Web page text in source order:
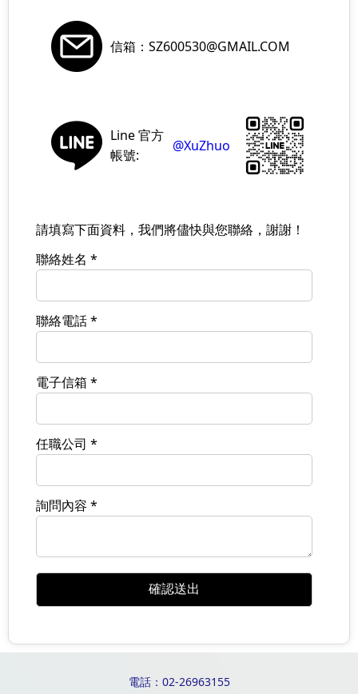
信箱：SZ600530@GMAIL.COM
Line 官方
帳號:
@XuZhuo
請填寫下面資料，我們將儘快與您聯絡，謝謝！
聯絡姓名 *
聯絡電話 *
電子信箱 *
任職公司 *
詢問內容 *
電話：02-26963155